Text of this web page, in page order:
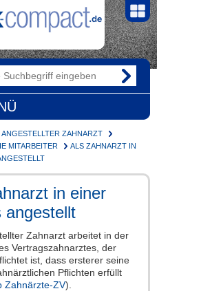
ANGESTELLTER ZAHNARZT
MITARBEITER
ALS ZAHNARZT IN
in einer
angestellt
Zahnarzt arbeitet in der
Vertragszahnarztes, der
ist, dass ersterer seine
Pflichten erfüllt
Zahnärzte-ZV).